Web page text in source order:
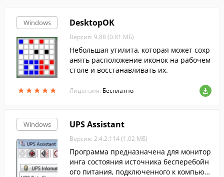
Windows
★★★★★
★★★★★
DesktopOK
Версия: 9.88 (0.81 МБ)
Небольшая утилита, которая может сохр
анять расположение иконок на рабочем
столе и восстанавливать их.
Лицензия: Бесплатно
Windows UPS Assistant
Версия: 2.4.2.114 (1.02 МБ)
Программа предназначена для монитор
инга состояния источника бесперебойн
ого питания, подключенного к компьют